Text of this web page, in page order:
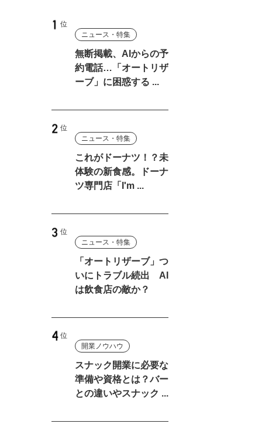
ニュース・特集
無断掲載、AIからの予
約電話…「オートリザ
ーブ」に困惑する ...
ニュース・特集
これがドーナツ！？未
体験の新食感。ドーナ
ツ専門店「I'm ...
ニュース・特集
「オートリザーブ」つ
いにトラブル続出 AI
は飲食店の敵か？
開業ノウハウ
スナック開業に必要な
準備や資格とは？バー
との違いやスナック ...